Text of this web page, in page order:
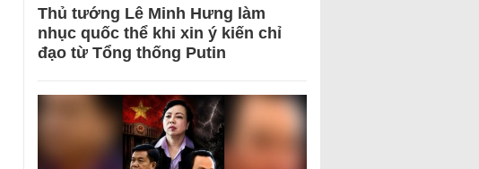
Thủ tướng Lê Minh Hưng làm
nhục quốc thể khi xin ý kiến chỉ
đạo từ Tổng thống Putin